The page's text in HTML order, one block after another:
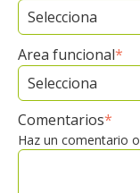
Area funcional*
Comentarios*
Haz un comentario